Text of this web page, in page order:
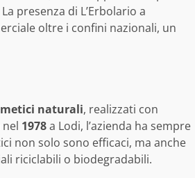
presenza di L’Erbolario a
oltre i confini nazionali, un
naturali, realizzati con
1978a Lodi, l’azienda ha sempre
non solo sono efficaci, ma anche
riciclabili o biodegradabili.